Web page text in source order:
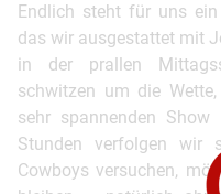
Endlich steht für uns
das wir ausgestattet mit
in der prallen
schwitzen um die
sehr spannenden
Stunden verfolgen wir
Cowboys versuchen,